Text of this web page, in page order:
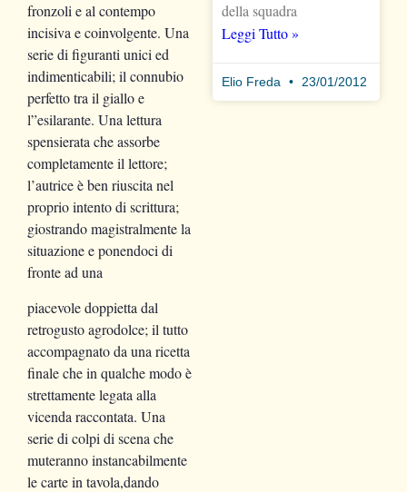
fronzoli e al contempo
incisiva e coinvolgente. Una
serie di figuranti unici ed
indimenticabili; il connubio
perfetto tra il giallo e
l”esilarante. Una lettura
spensierata che assorbe
completamente il lettore;
l’autrice è ben riuscita nel
proprio intento di scrittura;
giostrando magistralmente la
situazione e ponendoci di
fronte ad una
piacevole doppietta dal
retrogusto agrodolce; il tutto
accompagnato da una ricetta
finale che in qualche modo è
strettamente legata alla
vicenda raccontata. Una
serie di colpi di scena che
muteranno instancabilmente
le carte in tavola,dando
della squadra
Leggi Tutto »
Elio Freda 23/01/2012